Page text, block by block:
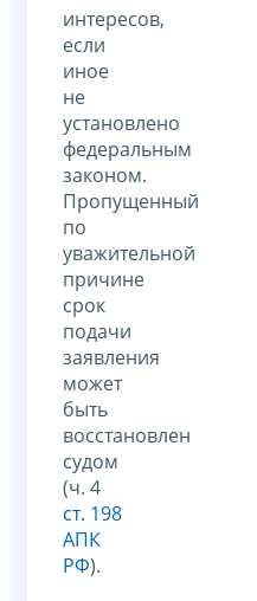
интересов,
если
иное
не
установлено
федеральным
законом.
Пропущенный
по
уважительной
причине
срок
подачи
заявления
может
быть
восстановлен
судом
(ч. 4
ст. 198
АПК
РФ).